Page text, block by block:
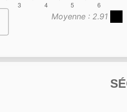
Moyenne : 2.91